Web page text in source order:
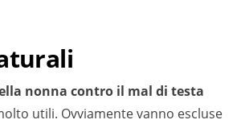
nonna contro il mal di testa
utili. Ovviamente vanno escluse